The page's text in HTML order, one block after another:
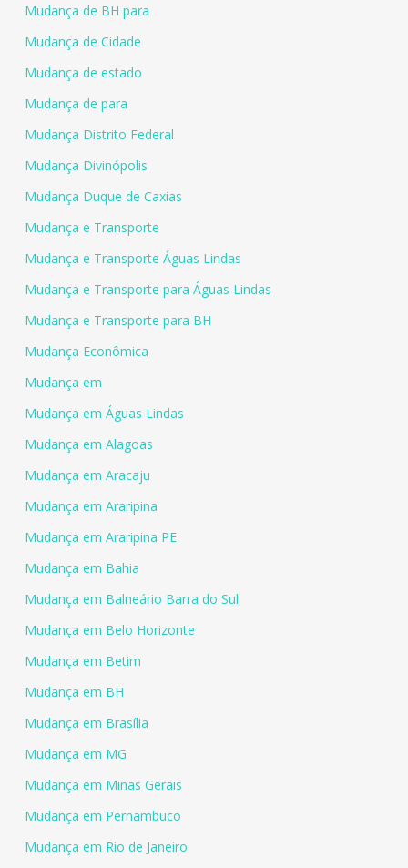
Mudança de BH para
Mudança de Cidade
Mudança de estado
Mudança de para
Mudança Distrito Federal
Mudança Divinópolis
Mudança Duque de Caxias
Mudança e Transporte
Mudança e Transporte Águas Lindas
Mudança e Transporte para Águas Lindas
Mudança e Transporte para BH
Mudança Econômica
Mudança em
Mudança em Águas Lindas
Mudança em Alagoas
Mudança em Aracaju
Mudança em Araripina
Mudança em Araripina PE
Mudança em Bahia
Mudança em Balneário Barra do Sul
Mudança em Belo Horizonte
Mudança em Betim
Mudança em BH
Mudança em Brasília
Mudança em MG
Mudança em Minas Gerais
Mudança em Pernambuco
Mudança em Rio de Janeiro